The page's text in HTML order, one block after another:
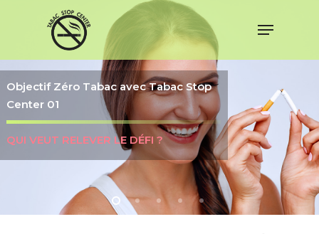
Menu
Objectif Zéro Tabac avec Tabac Stop
Center 01
QUI VEUT RELEVER LE DÉFI ?